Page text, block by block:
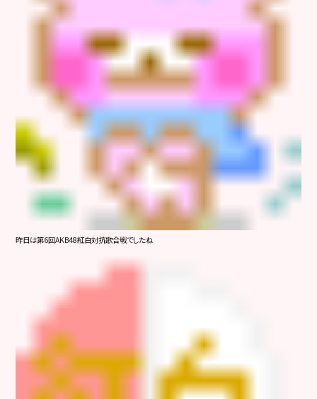
昨日は第6回AKB48紅白対抗歌合戦でしたね